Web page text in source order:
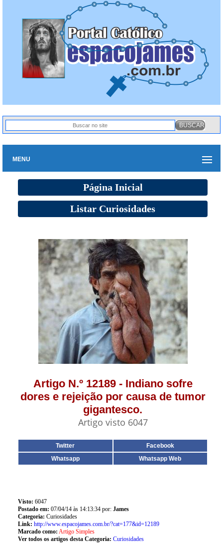
MENU
Página Inicial
Listar Curiosidades
Artigo N.º 12189 - Indiano sofre
dores e rejeição por causa de tumor
gigantesco.
Artigo visto 6047
Twitter
Facebook
Whatsapp
Whatsapp Web
Visto: 6047
Postado em: 07/04/14 às 14:13:34 por: James
Categoria: Curiosidades
Link: http://www.espacojames.com.br/?cat=177&id=12189
Marcado como: Artigo Simples
Ver todos os artigos desta Categoria: Curiosidades